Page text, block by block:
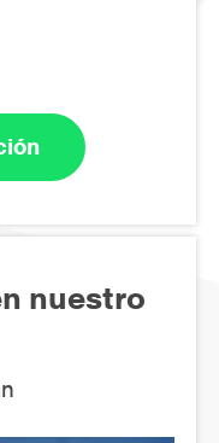
nuestro